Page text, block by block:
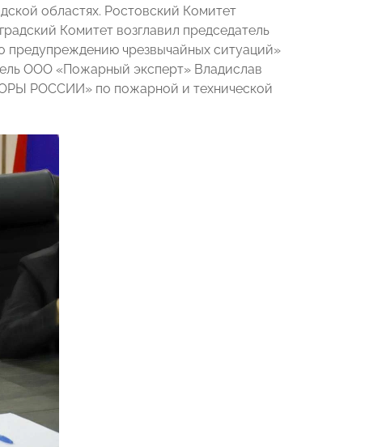
областях. Ростовский Комитет
Комитет возглавил председатель
предупреждению чрезвычайных ситуаций»
ООО «Пожарный эксперт» Владислав
РОССИИ» по пожарной и технической